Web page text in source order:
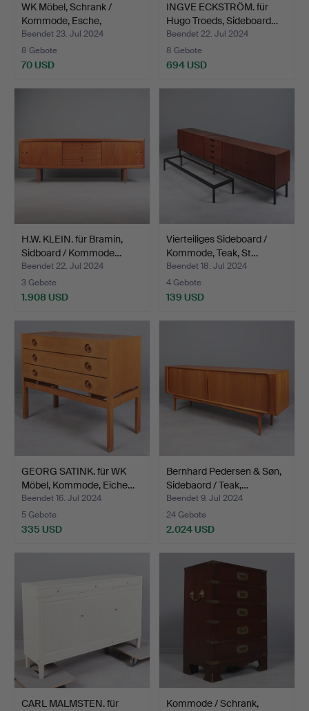
WK Möbel, Schrank /
Kommode, Esche,
Nussba…
Beendet 23. Jul 2024
8 Gebote
70 USD
INGVE ECKSTRÖM. für
Hugo Troeds, Sideboard…
Beendet 22. Jul 2024
8 Gebote
694 USD
H.W. KLEIN. für Bramin,
Sidboard / Kommode…
Beendet 22. Jul 2024
3 Gebote
1.908 USD
Vierteiliges Sideboard /
Kommode, Teak, St…
Beendet 18. Jul 2024
4 Gebote
139 USD
GEORG SATINK. für WK
Möbel, Kommode, Eiche…
Beendet 16. Jul 2024
5 Gebote
335 USD
Bernhard Pedersen & Søn,
Sidebaord / Teak,…
Beendet 9. Jul 2024
24 Gebote
2.024 USD
CARL MALMSTEN. für
Kommode / Schrank,